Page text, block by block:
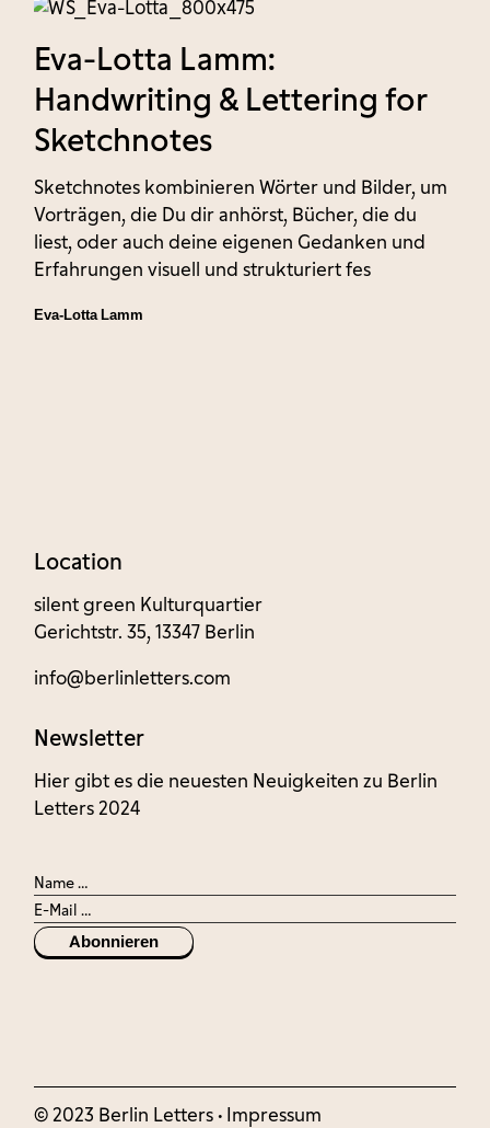
Eva-Lotta Lamm:
Handwriting & Lettering for
Sketchnotes
Sketchnotes kombinieren Wörter und Bilder, um
Vorträgen, die Du dir anhörst, Bücher, die du
liest, oder auch deine eigenen Gedanken und
Erfahrungen visuell und strukturiert fes
Eva-Lotta Lamm
Location
silent green Kulturquartier
Gerichtstr. 35, 13347 Berlin
info@berlinletters.com
Newsletter
Hier gibt es die neuesten Neuigkeiten zu Berlin
Letters 2024
Abonnieren
© 2023 Berlin Letters • Impressum